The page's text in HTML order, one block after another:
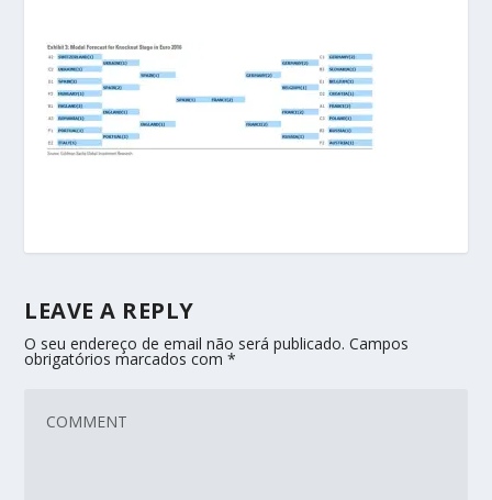
LEAVE A REPLY
O seu endereço de email não será publicado. Campos
obrigatórios marcados com*